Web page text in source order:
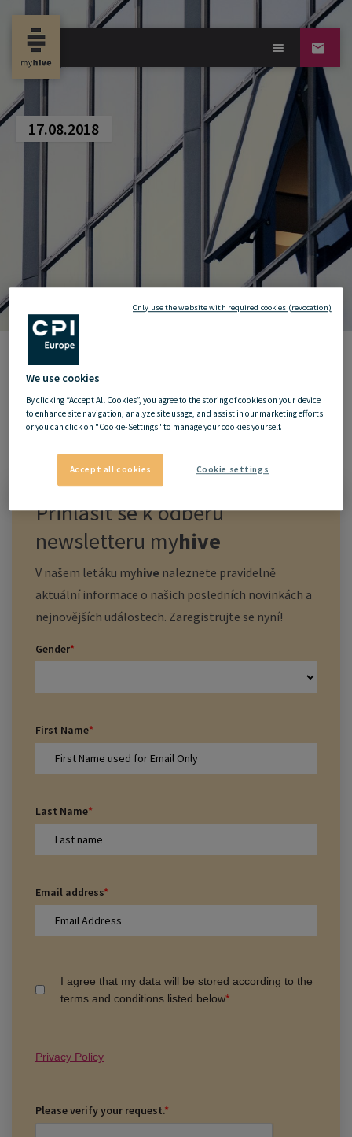
new property news
17.08.2018
Přihlásit se k odběru
newsletteru myhive
V našem letáku myhive naleznete pravidelně
aktuální informace o našich posledních novinkách a
nejnovějších událostech. Zaregistrujte se nyní!
Gender*
First Name*
Last Name*
Email address*
I agree that my data will be stored according to the
terms and conditions listed below*
Privacy Policy
Please verify your request.*
We use cookies
By clicking “Accept All Cookies”, you agree to the storing of cookies on your device
to enhance site navigation, analyze site usage, and assist in our marketing efforts
or you can click on "Cookie-Settings" to manage your cookies yourself.
Accept all cookies Cookie settings
Only use the website with required cookies (revocation)